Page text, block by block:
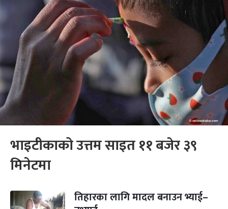
भाइटीकाको उत्तम साइत ११ बजेर ३९
मिनेटमा
तिहारका लागि मादल बनाउन भ्याई–